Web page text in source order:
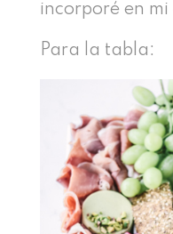
incorporé en mi
Para la tabla: